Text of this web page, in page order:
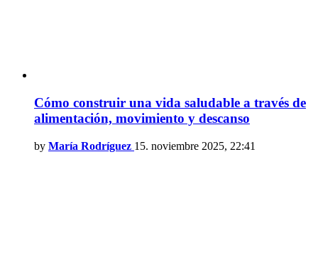
Cómo construir una vida saludable a través de
alimentación, movimiento y descanso
by María Rodríguez 15. noviembre 2025, 22:41